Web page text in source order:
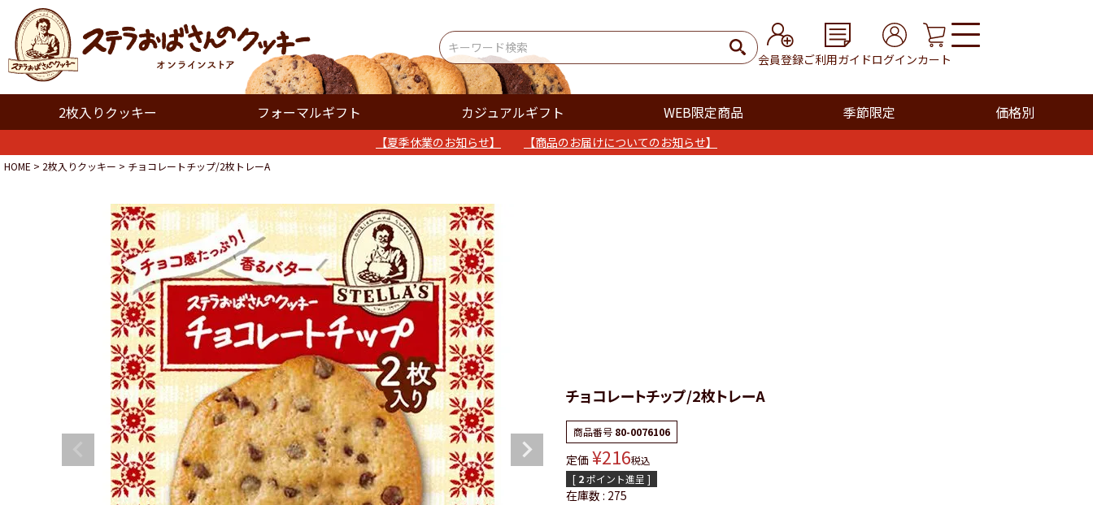
会員登録ご利用ガイドログインカート
2枚入りクッキー フォーマルギフト カジュアルギフト WEB限定商品 季節限定 価格別
【夏季休業のお知らせ】 【商品のお届けについてのお知らせ】
HOME 2枚入りクッキー チョコレートチップ/2枚トレーA
チョコレートチップ/2枚トレーA
商品番号 80-0076106
定価 ¥216税込
[ 2ポイント進呈 ]
在庫数 275